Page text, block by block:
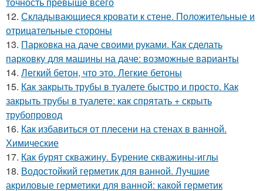
12. Складывающиеся кровати к стене. Положительные и
отрицательные стороны
13. Парковка на даче своими руками. Как сделать
парковку для машины на даче: возможные варианты
14. Легкий бетон, что это. Легкие бетоны
15. Как закрыть трубы в туалете быстро и просто. Как
закрыть трубы в туалете: как спрятать + скрыть
трубопровод
16. Как избавиться от плесени на стенах в ванной.
Химические
17. Как бурят скважину. Бурение скважины-иглы
18. Водостойкий герметик для ванной. Лучшие
акриловые герметики для ванной: какой герметик